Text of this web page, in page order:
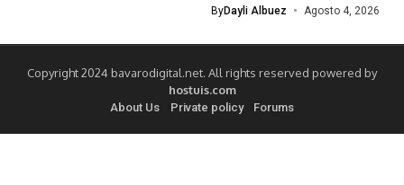
ByDayli Albuez Agosto 4, 2026
Copyright 2024 bavarodigital.net. All rights reserved powered by
hostuis.com
About Us Private policy Forums